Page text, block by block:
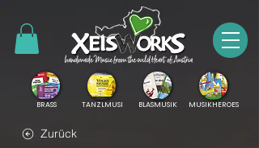
BRASS TANZLMUSI BLASMUSIK MUSIKHEROES
Zurück